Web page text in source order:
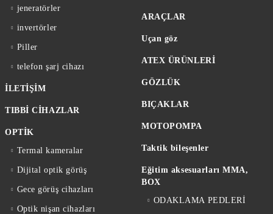
jeneratörler
invertörler
Piller
telefon şarj cihazı
İLETİŞİM
TIBBİ CİHAZLAR
OPTİK
Termal kameralar
Dijital optik görüş
Gece görüş cihazları
Optik nişan cihazları
ARAÇLAR
Uçan göz
ATEX ÜRÜNLERİ
GÖZLÜK
BIÇAKLAR
MOTOPOMPA
Taktik bileşenler
Eğitim aksesuarları MMA,
BOX
ODAKLAMA PEDLERİ